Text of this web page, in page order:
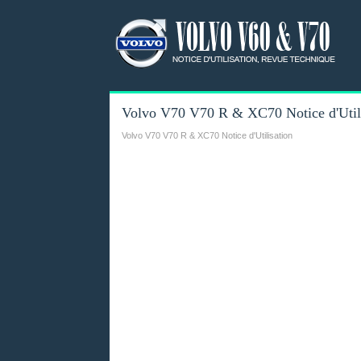
Volvo V70 V70 R & XC70 Notice
Volvo V70 V70 R & XC70 Notice d'Utilisation